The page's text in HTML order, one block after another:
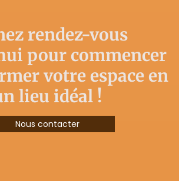
rendez-vous
pour commencer
votre espace en
lieu idéal !
Nous contacter